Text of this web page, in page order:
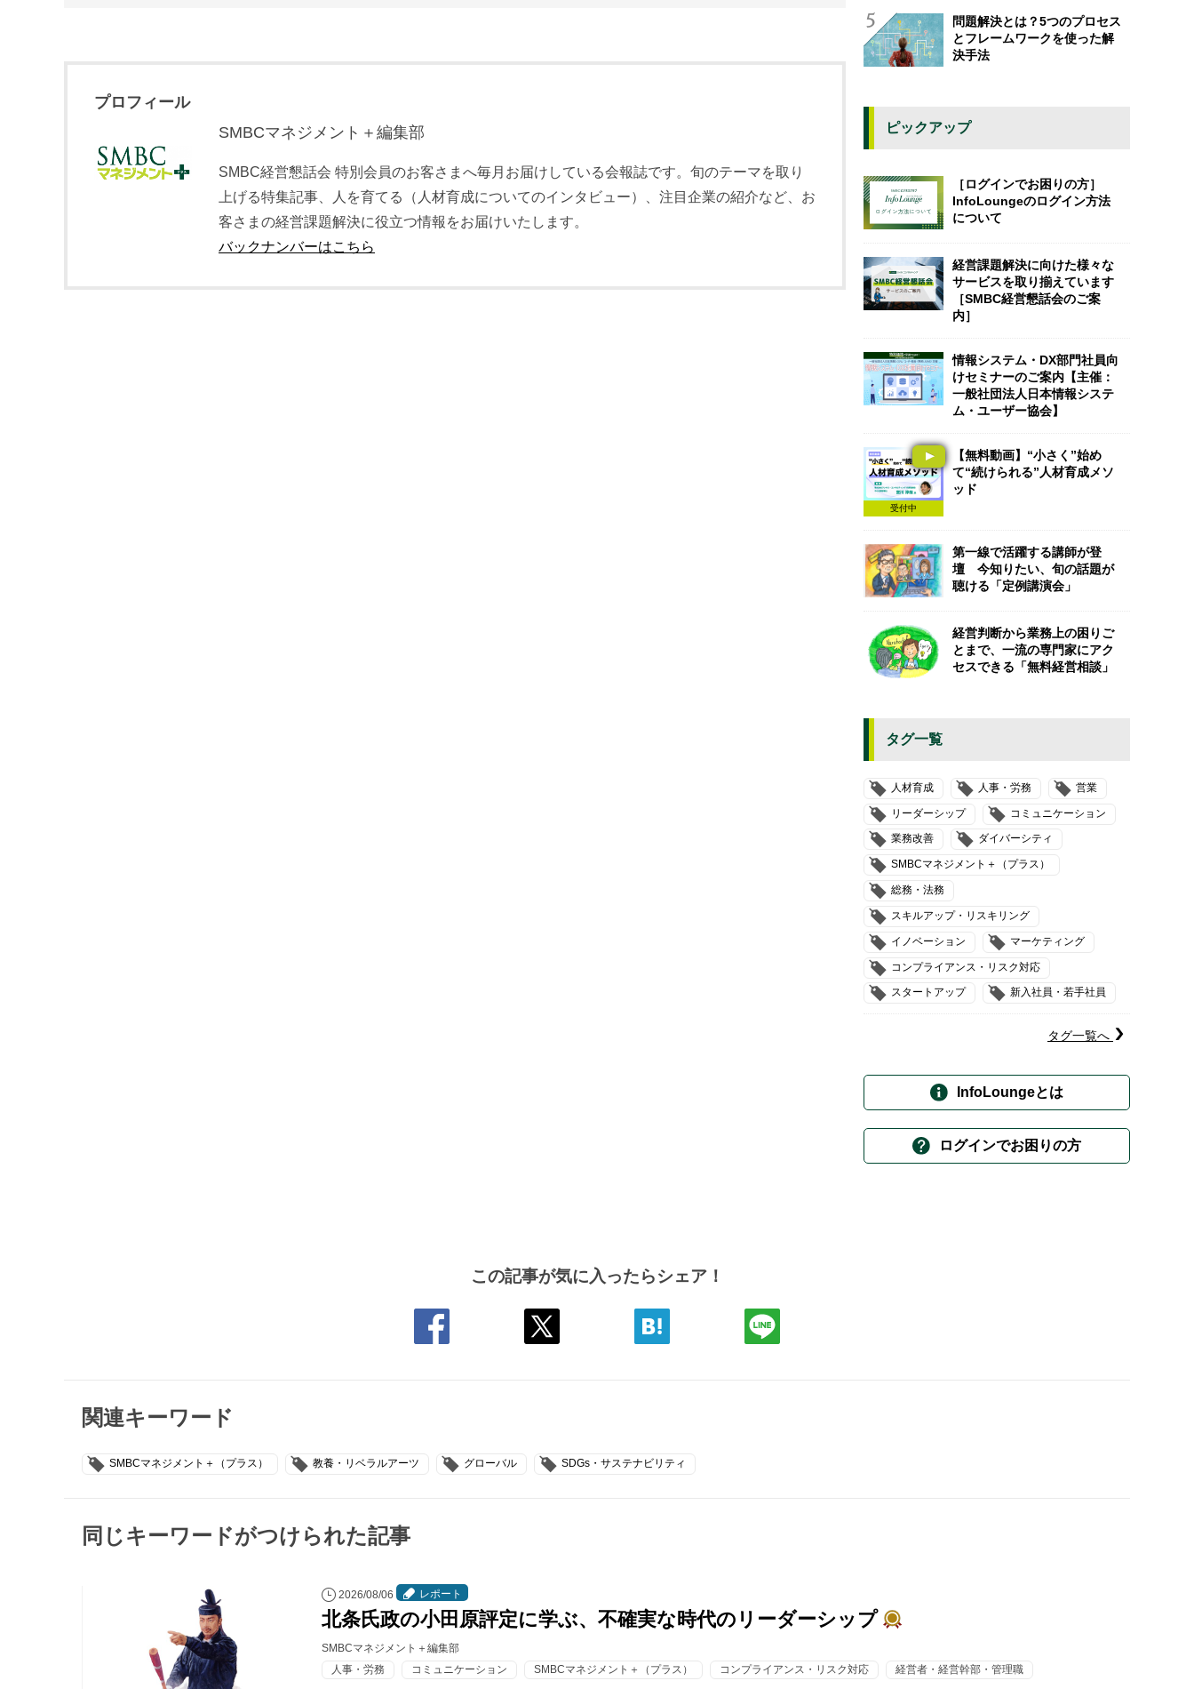
プロフィール
SMBCマネジメント＋編集部
SMBC経営懇話会 特別会員のお客さまへ毎月お届けしている会報誌です。旬のテーマを取り
上げる特集記事、人を育てる（人材育成についてのインタビュー）、注目企業の紹介など、お
客さまの経営課題解決に役立つ情報をお届けいたします。
バックナンバーはこちら
この記事が気に入ったらシェア！
関連キーワード
SMBCマネジメント＋（プラス） 教養・リベラルアーツ グローバル SDGs・サステナビリティ
同じキーワードがつけられた記事
2026/08/06 レポート
北条氏政の小田原評定に学ぶ、不確実な時代のリーダーシップ
SMBCマネジメント＋編集部
人事・労務
コミュニケーション SMBCマネジメント＋（プラス） コンプライアンス・リスク対応 経営者・経営幹部・管理職
問題解決とは？5つのプロセス
とフレームワークを使った解
決手法
ピックアップ
［ログインでお困りの方］
InfoLoungeのログイン方法
について
経営課題解決に向けた様々な
サービスを取り揃えています
［SMBC経営懇話会のご案
内］
情報システム・DX部門社員向
けセミナーのご案内【主催：
一般社団法人日本情報システ
ム・ユーザー協会】
受付中
【無料動画】“小さく”始め
て“続けられる”人材育成メソ
ッド
第一線で活躍する講師が登
壇 今知りたい、旬の話題が
聴ける「定例講演会」
経営判断から業務上の困りご
とまで、一流の専門家にアク
セスできる「無料経営相談」
タグ一覧
人材育成 人事・労務 営業
リーダーシップ コミュニケーション
業務改善 ダイバーシティ
SMBCマネジメント＋（プラス）
総務・法務
スキルアップ・リスキリング
イノベーション マーケティング
コンプライアンス・リスク対応
スタートアップ 新入社員・若手社員
タグ一覧へ
InfoLoungeとは
ログインでお困りの方